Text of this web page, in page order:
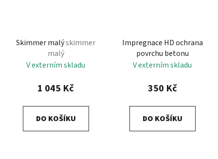
Skimmer malýskimmer
malý
V externím skladu
1 045 Kč
DO KOŠÍKU
Impregnace HD ochrana
povrchu betonu
V externím skladu
350 Kč
DO KOŠÍKU